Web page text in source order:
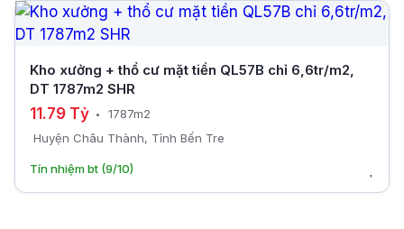
Kho xưởng + thổ cư mặt tiền QL57B chỉ 6,6tr/m2,
DT 1787m2 SHR
11.79 Tỷ
1787m2
Huyện Châu Thành, Tỉnh Bến Tre
Tín nhiệm bt (9/10)